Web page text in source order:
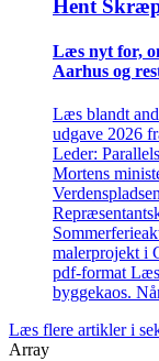
Hent
Læs nyt for,
Aarhus og
Læs blandt
udgave 2026
Leder:
Mortens
malerprojekt i
pdf-format
byggekaos.
Læs flere artikler i
Array